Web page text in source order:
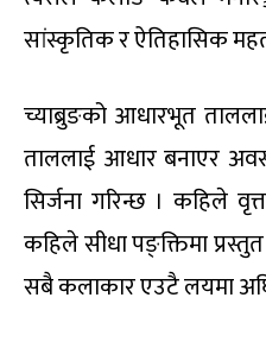
सांस्कृतिक र ऐतिहासिक
च्याब्रुङको आधारभूत
ताललाई आधार बनाएर
सिर्जना गरिन्छ । कहिले
कहिले सीधा पङ्क्तिमा
सबै कलाकार एउटै लयमा